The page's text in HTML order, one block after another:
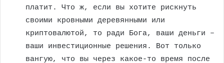
платит. Что ж, если вы хотите рискнуть
своими кровными деревянными или
криптовалютой, то ради Бога, ваши деньги –
ваши инвестиционные решения. Вот только
вангую, что вы через какое-то время после